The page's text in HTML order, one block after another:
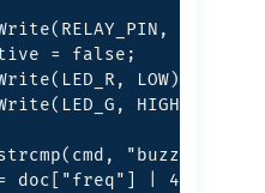
LOW);
= false;
LOW);
HIGH);
"buzzer") ==
doc["freq"] | 440;